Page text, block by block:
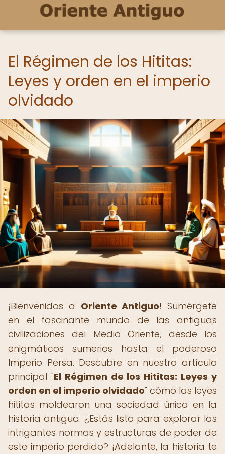
El Régimen de los Hititas:
Leyes y orden en el imperio
olvidado
¡Bienvenidos a Oriente Antiguo! Sumérgete
en el fascinante mundo de las antiguas
civilizaciones del Medio Oriente, desde los
enigmáticos sumerios hasta el poderoso
Imperio Persa. Descubre en nuestro artículo
principal "El Régimen de los Hititas: Leyes y
orden en el imperio olvidado" cómo las leyes
hititas moldearon una sociedad única en la
historia antigua. ¿Estás listo para explorar las
intrigantes normas y estructuras de poder de
este imperio perdido? ¡Adelante, la historia te